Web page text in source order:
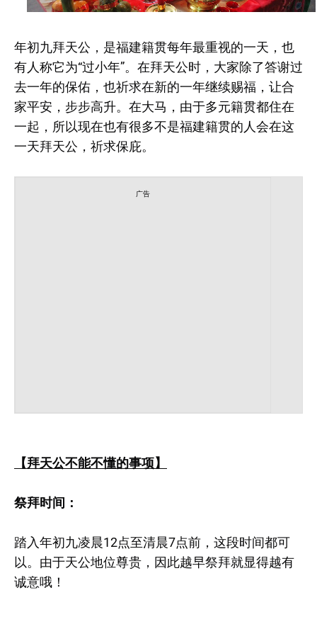
年初九拜天公，是福建籍贯每年最重视的一天，也
有人称它为“过小年”。在拜天公时，大家除了答谢过
去一年的保佑，也祈求在新的一年继续赐福，让合
家平安，步步高升。在大马，由于多元籍贯都住在
一起，所以现在也有很多不是福建籍贯的人会在这
一天拜天公，祈求保庇。
广告
【拜天公不能不懂的事项】
祭拜时间：
踏入年初九凌晨12点至清晨7点前，这段时间都可
以。由于天公地位尊贵，因此越早祭拜就显得越有
诚意哦！